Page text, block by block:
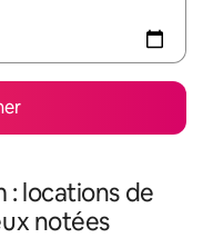
: locations de
notées